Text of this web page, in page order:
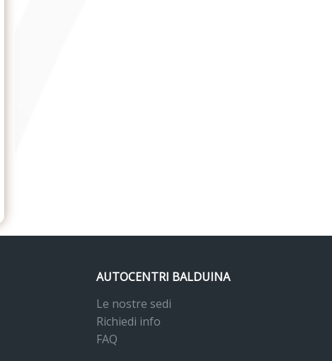
AUTOCENTRI BALDUINA
Le nostre sedi
Richiedi info
FAQ